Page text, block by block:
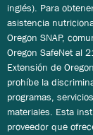
inglés). Para
asistencia
Oregon SNAP,
Oregon SafeNet al
Extensión de
prohíbe la
programas,
materiales. Esta
proveedor que